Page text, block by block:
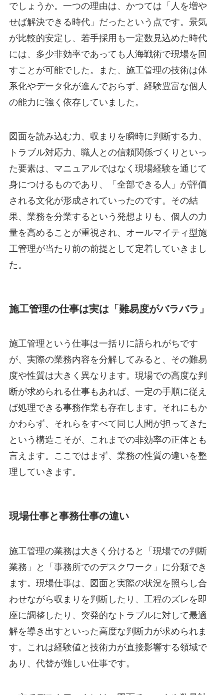
でしょうか。一つの理由は、かつては「人を増や
せば解決できる時代」だったという点です。景気
が比較的安定し、若手採用も一定数見込めた時代
には、多少非効率であっても人海戦術で現場を回
すことが可能でした。また、施工管理の技術は体
系化やデータ化が進んでおらず、経験豊富な個人
の能力に強く依存していました。
図面を読み込む力、収まりを瞬時に判断する力、
トラブル対応力、職人との信頼関係づくりといっ
た要素は、マニュアルではなく現場経験を通じて
身につけるものであり、「全部できる人」が評価
される文化が形成されていったのです。その結
果、業務を分業するという発想よりも、個人の力
量を高めることが重視され、オールマイティ型施
工管理が当たり前の前提として定着していきまし
た。
施工管理の仕事は実は「難易度がバラバラ」
施工管理という仕事は一括りに語られがちです
が、実際の業務内容を分解してみると、その難易
度や性質は大きく異なります。現場での高度な判
断が求められる仕事もあれば、一定の手順に従え
ば処理できる事務作業も存在します。それにもか
かわらず、それらをすべて同じ人間が担ってきた
という構造こそが、これまでの非効率の正体とも
言えます。ここではまず、業務の性質の違いを整
理していきます。
現場仕事と事務仕事の違い
施工管理の業務は大きく分けると「現場での判断
業務」と「事務所でのデスクワーク」に分類でき
ます。現場仕事は、図面と実際の状況を照らし合
わせながら収まりを判断したり、工程のズレを即
座に調整したり、突発的なトラブルに対して最適
解を導き出すといった高度な判断力が求められま
す。これは経験値と技術力が直接影響する領域で
あり、代替が難しい仕事です。